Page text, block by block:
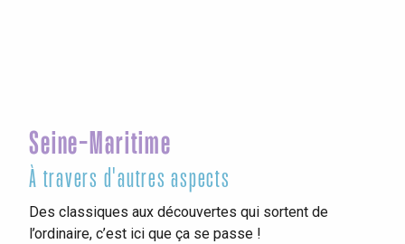
Seine-Maritime
À travers d'autres aspects
Des classiques aux découvertes qui sortent de
l’ordinaire, c’est ici que ça se passe !